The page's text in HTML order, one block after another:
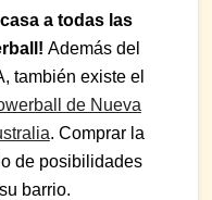
a todas las
Además del
también existe el
de Nueva
. Comprar la
de posibilidades
barrio.